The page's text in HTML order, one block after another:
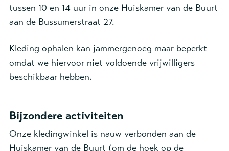
tussen 10 en 14 uur in onze Huiskamer van de Buurt
aan de Bussumerstraat 27.
Kleding ophalen kan jammergenoeg maar beperkt
omdat we hiervoor niet voldoende vrijwilligers
beschikbaar hebben.
Bijzondere activiteiten
Onze kledingwinkel is nauw verbonden aan de
Huiskamer van de Buurt (om de hoek op de